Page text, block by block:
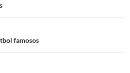
famosos